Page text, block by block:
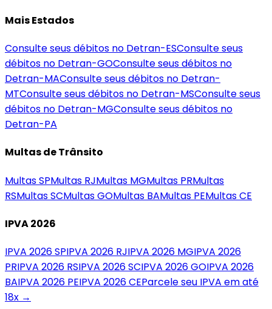
Mais Estados
Consulte seus débitos no Detran-ESConsulte seus
débitos no Detran-GOConsulte seus débitos no
Detran-MAConsulte seus débitos no Detran-
MTConsulte seus débitos no Detran-MSConsulte seus
débitos no Detran-MGConsulte seus débitos no
Detran-PA
Multas de Trânsito
MultasSPMultas RJMultas MGMultas PRMultas
RSMultasSCMultasGOMultas BAMultas PEMultasCE
IPVA 2026
IPVA 2026SPIPVA 2026 RJIPVA 2026 MGIPVA 2026
PRIPVA 2026 RSIPVA 2026SCIPVA 2026GOIPVA 2026
BAIPVA 2026 PEIPVA 2026CEParcele seu IPVA em até
18x →